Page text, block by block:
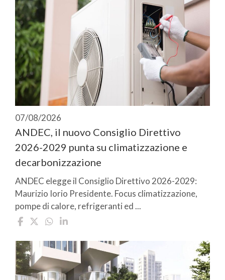
07/08/2026
ANDEC, il nuovo Consiglio Direttivo
2026-2029 punta su climatizzazione e
decarbonizzazione
ANDEC elegge il Consiglio Direttivo 2026-2029:
Maurizio Iorio Presidente. Focus climatizzazione,
pompe di calore, refrigeranti ed ...